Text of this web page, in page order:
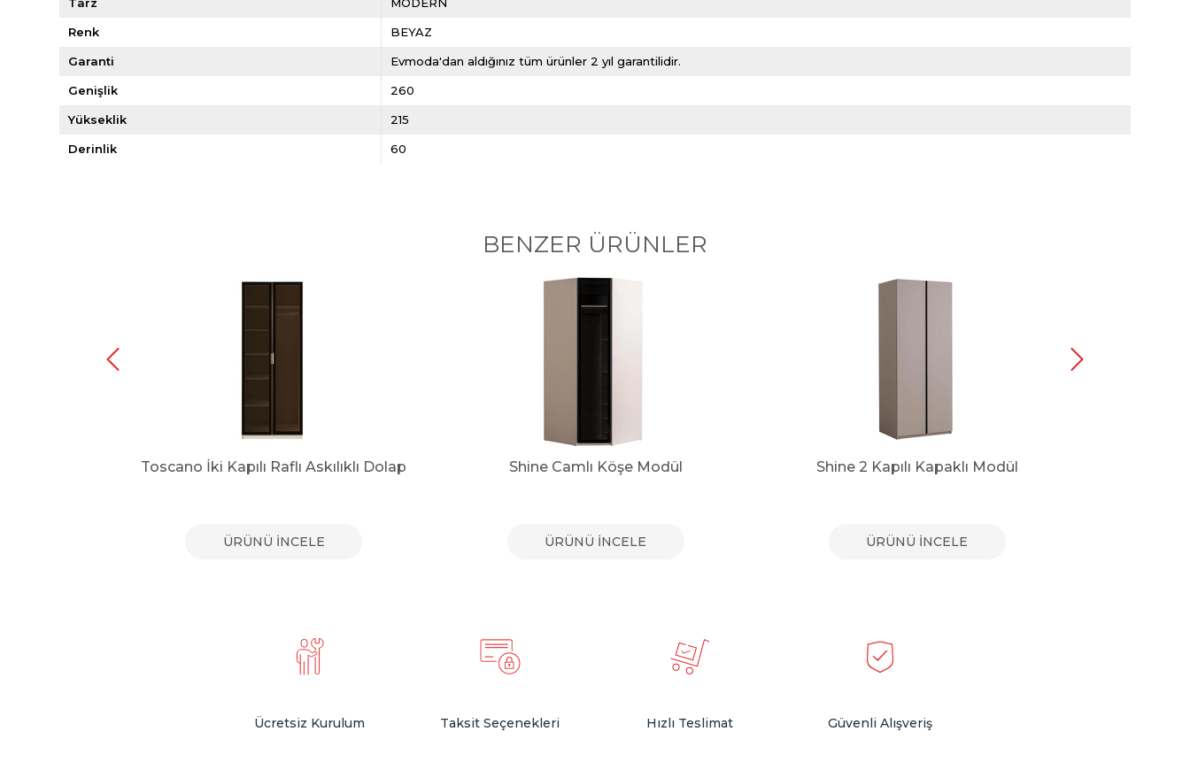
Renk BEYAZ
Garanti Evmoda'dan aldığınız tüm ürünler 2 yıl garantilidir.
Genişlik 260
Yükseklik 215
Derinlik 60
BENZER ÜRÜNLER
Toscano İki Kapılı Raflı Askılıklı Dolap
ÜRÜNÜ İNCELE
Shine Camlı Köşe Modül
ÜRÜNÜ İNCELE
Shine 2 Kapılı Kapaklı Modül
ÜRÜNÜ İNCELE
Ücretsiz Kurulum Taksit Seçenekleri Hızlı Teslimat Güvenli Alışveriş